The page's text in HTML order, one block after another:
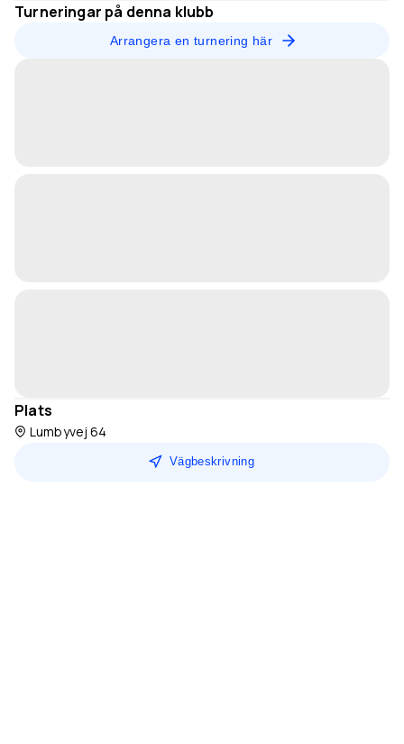
Turneringar på denna klubb
Arrangera en turnering här
Plats
Lumbyvej 64
Vägbeskrivning